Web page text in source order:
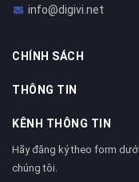
info@digivi.net
CHÍNH SÁCH
THÔNG TIN
KÊNH THÔNG TIN
Hãy đăng ký theo form
chúng tôi.